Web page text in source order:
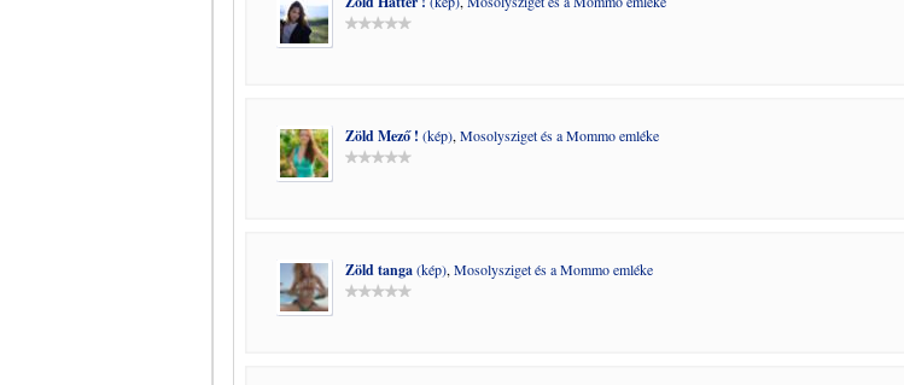
Zöld Mező ! (kép), Mosolysziget és a Mommo emléke
Zöld tanga(kép), Mosolysziget és a Mommo emléke